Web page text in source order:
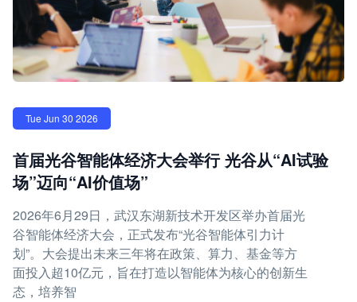
Tue Jun 30 2026
首届光谷智能体经济大会举行 光谷从“AI试验
场”迈向“AI价值场”
2026年6月29日，武汉东湖新技术开发区举办首届光
谷智能体经济大会，正式发布“光谷智能体引力计
划”。大会提出未来三年将在政策、算力、基金等方
面投入超10亿元，旨在打造以智能体为核心的创新生
态，培养智